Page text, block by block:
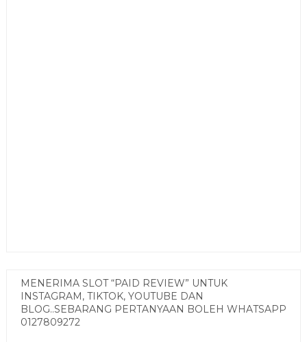
MENERIMA SLOT “PAID REVIEW” UNTUK
INSTAGRAM, TIKTOK, YOUTUBE DAN
BLOG..SEBARANG PERTANYAAN BOLEH WHATSAPP
0127809272